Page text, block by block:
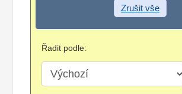
Zrušit vše
Řadit podle: